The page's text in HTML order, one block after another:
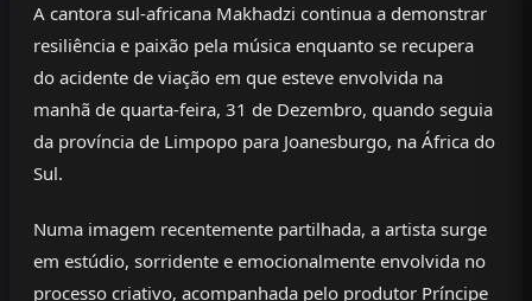
A cantora sul-africana Makhadzi continua a demonstrar
resiliência e paixão pela música enquanto se recupera
do acidente de viação em que esteve envolvida na
manhã de quarta-feira, 31 de Dezembro, quando seguia
da província de Limpopo para Joanesburgo, na África do
Sul.
Numa imagem recentemente partilhada, a artista surge
em estúdio, sorridente e emocionalmente envolvida no
processo criativo, acompanhada pelo produtor Príncipe